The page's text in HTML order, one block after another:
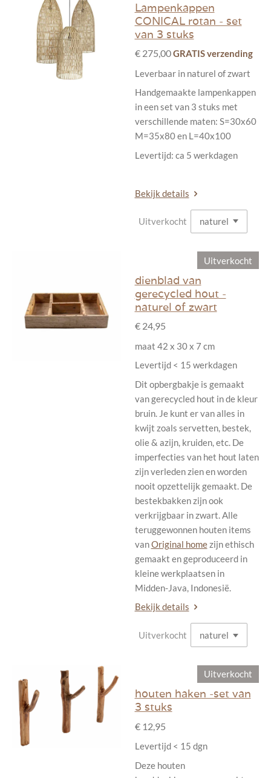
Lampenkappen
CONICAL rotan - set
van 3 stuks
€ 275,00GRATIS verzending
Leverbaar in naturel of zwart
Handgemaakte lampenkappen
in een set van 3 stuks met
verschillende maten: S=30x60
M=35x80 en L=40x100
Levertijd: ca 5 werkdagen
Bekijk details
Uitverkocht
Uitverkocht
dienblad van
gerecycled hout -
naturel of zwart
€ 24,95
maat 42 x 30 x 7 cm
Levertijd < 15 werkdagen
Dit opbergbakje is gemaakt
van gerecycled hout in de kleur
bruin. Je kunt er van alles in
kwijt zoals servetten, bestek,
olie & azijn, kruiden, etc. De
imperfecties van het hout laten
zijn verleden zien en worden
nooit opzettelijk gemaakt. De
bestekbakken zijn ook
verkrijgbaar in zwart. Alle
teruggewonnen houten items
vanOriginal homezijn ethisch
gemaakt en geproduceerd in
kleine werkplaatsen in
Midden-Java, Indonesië.
Bekijk details
Uitverkocht
Uitverkocht
houten haken -set van
3 stuks
€ 12,95
Levertijd < 15 dgn
Deze houten